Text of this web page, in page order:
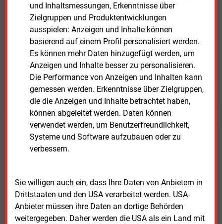
und Inhaltsmessungen, Erkenntnisse über
Zielgruppen und Produktentwicklungen
ausspielen: Anzeigen und Inhalte können
basierend auf einem Profil personalisiert werden.
Es können mehr Daten hinzugefügt werden, um
Anzeigen und Inhalte besser zu personalisieren.
Die Performance von Anzeigen und Inhalten kann
gemessen werden. Erkenntnisse über Zielgruppen,
die die Anzeigen und Inhalte betrachtet haben,
können abgeleitet werden. Daten können
verwendet werden, um Benutzerfreundlichkeit,
Systeme und Software aufzubauen oder zu
verbessern.
Sie willigen auch ein, dass Ihre Daten von Anbietern in
Drittstaaten und den USA verarbeitet werden. USA-
Anbieter müssen ihre Daten an dortige Behörden
weitergegeben. Daher werden die USA als ein Land mit
Zwei Wochen kostenfreier Zugang
Zugang auf stündlich aktualisierte Nachrichten mit
Prognose- und Marktdaten
+ einmal täglich E&M daily
+ zwei Ausgaben der Zeitung E&M
ohne automatische Verlängerung
JETZT KOSTENLOS TESTEN
Login für Kunden